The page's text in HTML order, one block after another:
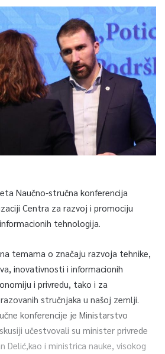
Naučno-stručna konferencija
Centra za razvoj i promociju
tehnologija.
temama o značaju razvoja tehnike,
inovativnosti i informacionih
i privredu, tako i za
stručnjaka u našoj zemlji.
konferencije je Ministarstvo
učestvovali su minister privrede
Delić,kao i ministrica nauke, visokog